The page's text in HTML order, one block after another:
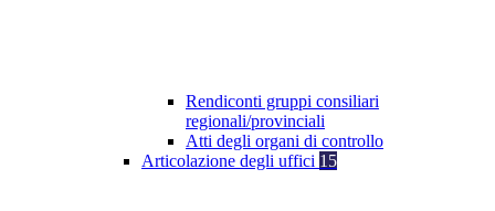
Rendiconti gruppi consiliari
regionali/provinciali
Atti degli organi di controllo
Articolazione degli uffici 15